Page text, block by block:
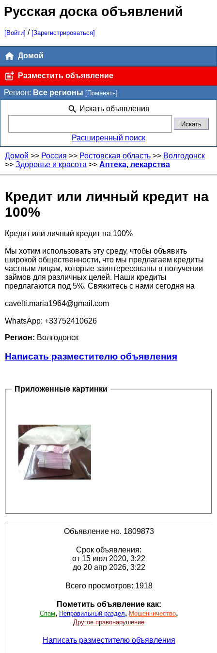
Русская доска объявлений
[Войти] / [Зарегистрироваться]
Домой
Разместить объявление
Регион: Все регионы [Поменять]
Искать объявления
Расширенный поиск
Домой >> Россия >> Ростовская область >> Волгодонск
>> Здоровье и красота >> Аптека, лекарства
Кредит или личный кредит на
100%
Кредит или личный кредит на 100%
Мы хотим использовать эту среду, чтобы объявить
широкой общественности, что мы предлагаем кредиты
частным лицам, которые заинтересованы в получении
займов для различных целей. Наши кредиты
предлагаются под 5%. Свяжитесь с нами сегодня на
cavelti.maria1964@gmail.com
WhatsApp: +33752410626
Регион: Волгодонск
Написать разместителю объявления
Приложенные картинки
Объявление но. 1809873
Срок объявления:
от 15 июл 2020, 3:22
до 20 апр 2026, 3:22
Всего просмотров: 1918
Пометить объявление как:
Спам, Неправильный раздел, Мошенничество,
Другое правонарушение
Написать разместителю объявления